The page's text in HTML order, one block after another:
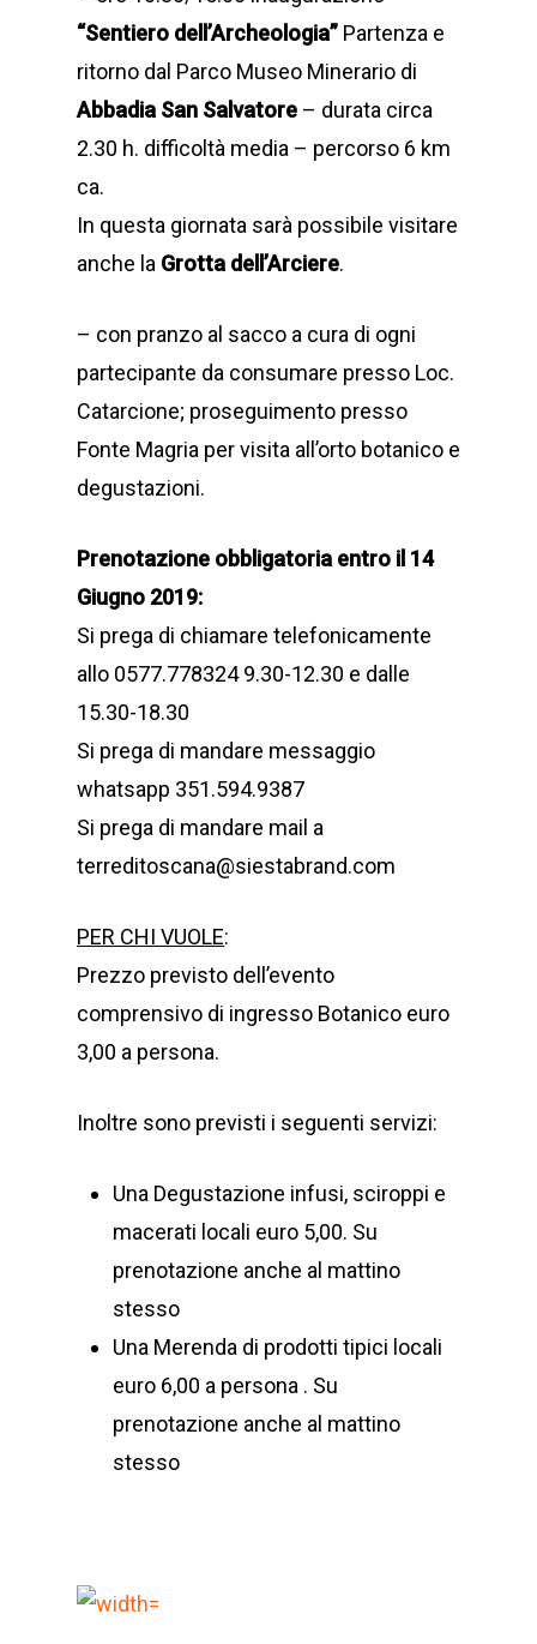
“Sentiero dell’Archeologia” Partenza e
ritorno dal Parco Museo Minerario di
Abbadia San Salvatore – durata circa
2.30 h. difficoltà media – percorso 6 km
ca.
In questa giornata sarà possibile visitare
anche la Grotta dell’Arciere.
– con pranzo al sacco a cura di ogni
partecipante da consumare presso Loc.
Catarcione; proseguimento presso
Fonte Magria per visita all’orto botanico e
degustazioni.
Prenotazione obbligatoria entro il 14
Giugno 2019:
Si prega di chiamare telefonicamente
allo 0577.778324 9.30-12.30 e dalle
15.30-18.30
Si prega di mandare messaggio
whatsapp 351.594.9387
Si prega di mandare mail a
terreditoscana@siestabrand.com
PER CHI VUOLE:
Prezzo previsto dell’evento
comprensivo di ingresso Botanico euro
3,00 a persona.
Inoltre sono previsti i seguenti servizi:
Una Degustazione infusi, sciroppi e
macerati locali euro 5,00. Su
prenotazione anche al mattino
stesso
Una Merenda di prodotti tipici locali
euro 6,00 a persona . Su
prenotazione anche al mattino
stesso